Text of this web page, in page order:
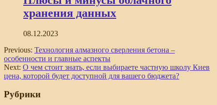
хранения данных
08.12.2023
Previous: Технология алмазного сверления бетона –
особенности и главные аспекты
Next: О чем стоит знать, если выбираете частную школу Киев
цена, которой будет доступной для вашего бюджета?
Рубрики